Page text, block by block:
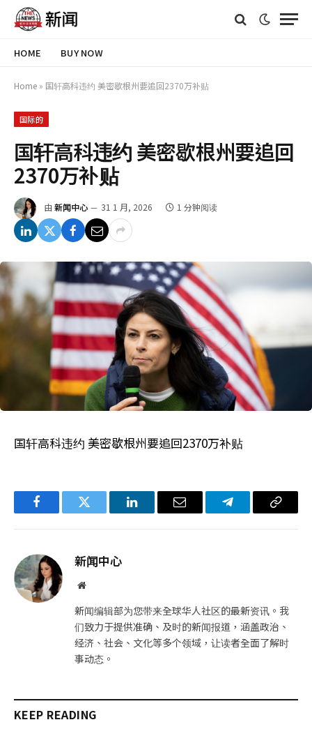
HOME BUY NOW
Home » 国轩高科违约 美密歇根州要追回2370万补贴
国际的
国轩高科违约 美密歇根州要追回
2370万补贴
由 新闻中心 31 1 月, 2026 1 分钟阅读
国轩高科违约 美密歇根州要追回2370万补贴
FacebookTwitter LinkedIn电
Telegram复
新闻中心
网
新闻编辑部为您带来全球华人社区的最新资讯。我
们致力于提供准确、及时的新闻报道，涵盖政治、
经济、社会、文化等多个领域，让读者全面了解时
事动态。
KEEP READING